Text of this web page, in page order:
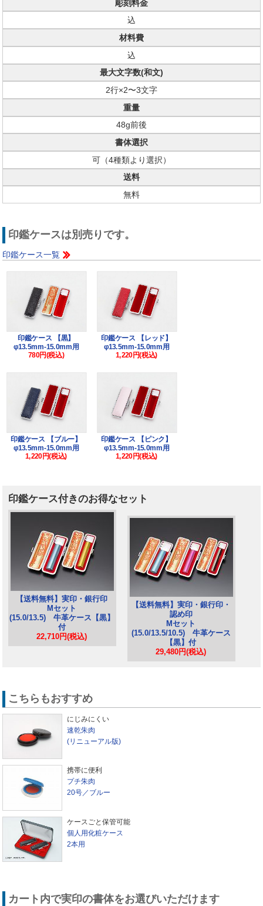
彫刻料金
込
材料費
込
最大文字数(和文)
2行×2〜3文字
重量
48g前後
書体選択
可（4種類より選択）
送料
無料
印鑑ケースは別売りです。
印鑑ケース一覧
印鑑ケース 【黒】
φ13.5mm-15.0mm用
780円(税込)
印鑑ケース 【レッド】
φ13.5mm-15.0mm用
1,220円(税込)
印鑑ケース 【ブルー】
φ13.5mm-15.0mm用
1,220円(税込)
印鑑ケース 【ピンク】
φ13.5mm-15.0mm用
1,220円(税込)
印鑑ケース付きのお得なセット
【送料無料】実印・銀行印
Mセット
(15.0/13.5) 牛革ケース【黒】
付
22,710円(税込)
【送料無料】実印・銀行印・
認め印
Mセット
(15.0/13.5/10.5) 牛革ケース
【黒】付
29,480円(税込)
こちらもおすすめ
にじみにくい
速乾朱肉
(リニューアル版)
携帯に便利
プチ朱肉
20号／ブルー
ケースごと保管可能
個人用化粧ケース
2本用
カート内で実印の書体をお選びいただけます